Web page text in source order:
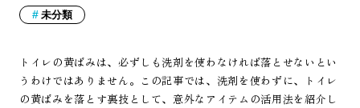
未分類
トイレの黄ばみは、必ずしも洗剤を使わなければ落とせないとい
うわけではありません。この記事では、洗剤を使わずに、トイレ
の黄ばみを落とす裏技として、意外なアイテムの活用法を紹介し